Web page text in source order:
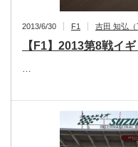
2013/6/30 F1 吉田 知弘（
【F1】2013第8戦イ
…